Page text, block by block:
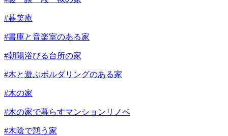
#暮笑庵
#書庫と音楽室のある家
#朝陽浴びる台所の家
#木と遊ぶボルダリングのある家
#木の家
#木の家で暮らすマンションリノベ
#木陰で憩う家